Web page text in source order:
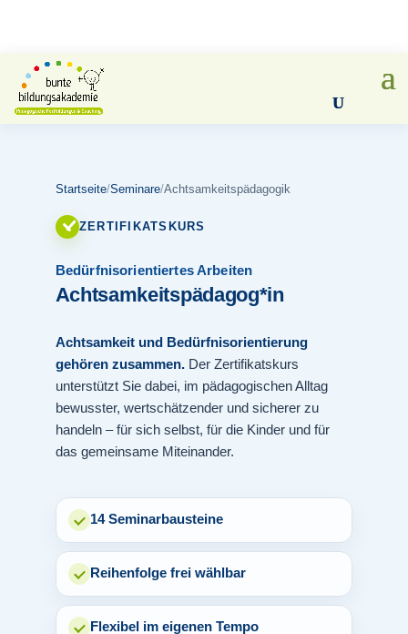
Startseite/Seminare/Achtsamkeitspädagogik
ZERTIFIKATSKURS
Bedürfnisorientiertes Arbeiten
Achtsamkeitspädagog*in
Achtsamkeit und Bedürfnisorientierung
gehören zusammen.Der Zertifikatskurs
unterstützt Sie dabei, im pädagogischen Alltag
bewusster, wertschätzender und sicherer zu
handeln – für sich selbst, für die Kinder und für
das gemeinsame Miteinander.
14 Seminarbausteine
Reihenfolge frei wählbar
Flexibel im eigenen Tempo